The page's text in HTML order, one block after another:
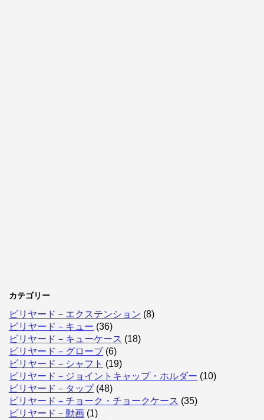
カテゴリー
ビリヤード－エクステンション (8)
ビリヤード－キュー (36)
ビリヤード－キューケース (18)
ビリヤード－グローブ (6)
ビリヤード－シャフト (19)
ビリヤード－ジョイントキャップ・ホルダー (10)
ビリヤード－タップ(48)
ビリヤード－チョーク・チョークケース (35)
ビリヤード－動画 (1)